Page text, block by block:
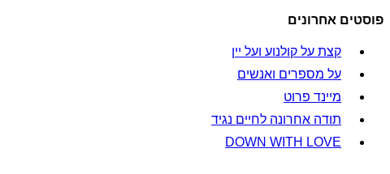
פוסטים אחרונים
קצת על קולנוע ועל יין
על מספרים ואנשים
מיינד פרוט
תודה אחרונה לחיים נגיד
DOWN WITH LOVE